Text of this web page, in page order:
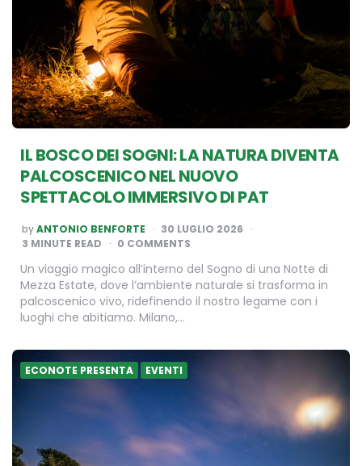
IL BOSCO DEI SOGNI: LA NATURA DIVENTA
PALCOSCENICO NEL NUOVO
SPETTACOLO IMMERSIVO DI PAT
POSTED
BY
byANTONIO BENFORTE
30 LUGLIO 2026
3 MINUTE READ 0 COMMENTS
Un viaggio magico all’interno del Sogno di una Notte di
Mezza Estate, dove l’ambiente naturale si trasforma in
palcoscenico vivo, ridefinendo il nostro legame con i
luoghi che abitiamo. Milano,…
ECONOTE PRESENTA EVENTI